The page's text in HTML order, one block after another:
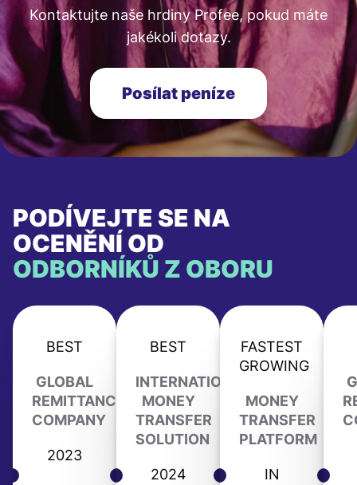
Kontaktujte naše hrdiny Profee, pokud máte
jakékoli dotazy.
Posílat peníze
PODÍVEJTE SE NA
OCENĚNÍ OD
ODBORNÍKŮ Z OBORU
BEST
GLOBAL
REMITTANCE
COMPANY
2023
BEST
INTERNATIONAL
MONEY
TRANSFER
SOLUTION
2024
FASTEST
GROWING
MONEY
TRANSFER
PLATFORM
IN